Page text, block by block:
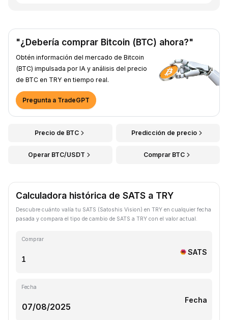
"¿Debería comprar Bitcoin (BTC) ahora?"
Obtén información del mercado de Bitcoin
(BTC) impulsada por IA y análisis del precio
de BTC en TRY en tiempo real.
Pregunta a TradeGPT
Precio de BTC Predicción de precio
Operar BTC/USDT Comprar BTC
Calculadora histórica de SATS a TRY
Descubre cuánto valía tu SATS (Satoshis Vision) en TRY en cualquier fecha
pasada y compara el tipo de cambio de SATS a TRY con el valor actual.
Comprar
SATS
Fecha
Fecha